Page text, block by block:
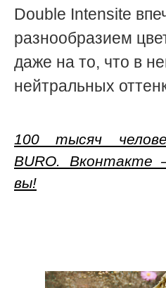
Double Intensite
разнообразием
даже на то, что в
нейтральных
100 тысяч
BURO.
вы!